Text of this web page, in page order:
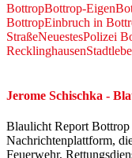
BottropBottrop-Eigen
BottropEinbruch in
StraßeNeuestesPolizei
Recklinghausen
Jerome Schischka -
Blaulicht Report Bottrop
Nachrichtenplattform,
Feuerwehr,